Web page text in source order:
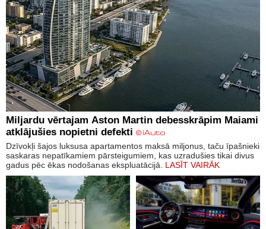
Miljardu vērtajam Aston Martin debesskrāpim Maiami
atklājušies nopietni defekti
Dzīvokļi šajos luksusa apartamentos maksā miljonus, taču īpašnieki
saskaras nepatīkamiem pārsteigumiem, kas uzradušies tikai divus
gadus pēc ēkas nodošanas ekspluatācijā. LASĪT VAIRĀK